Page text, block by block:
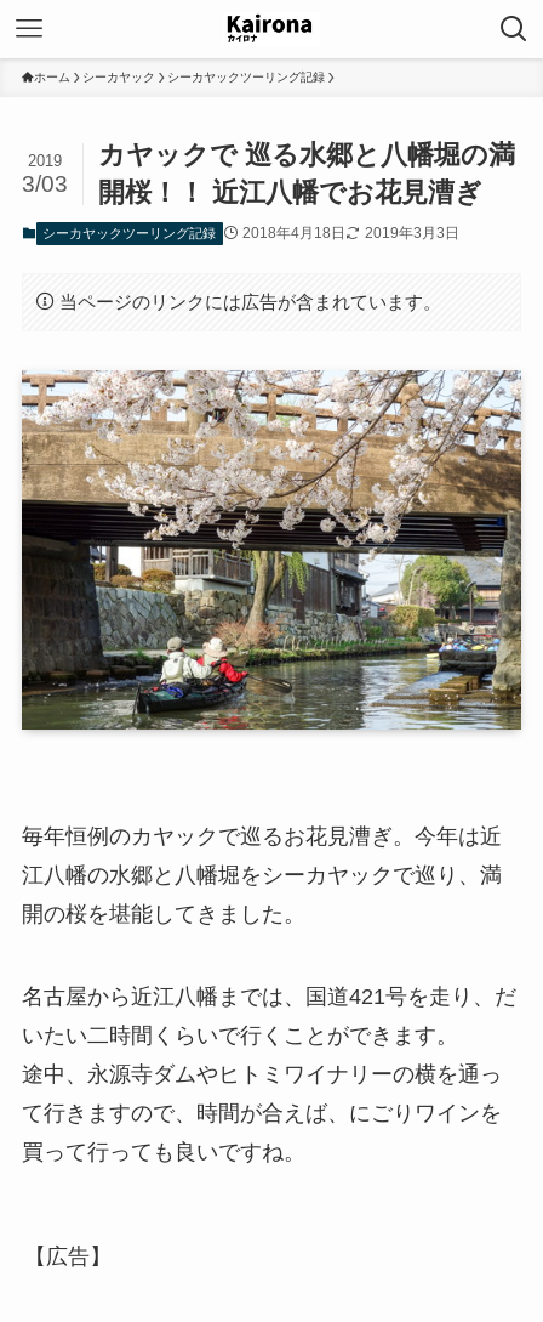
ホーム シーカヤック シーカヤックツーリング記録
カヤックで 巡る水郷と八幡堀の満
開桜！！ 近江八幡でお花見漕ぎ
2019
3/03
シーカヤックツーリング記録 2018年4月18日 2019年3月3日
当ページのリンクには広告が含まれています。
毎年恒例のカヤックで巡るお花見漕ぎ。今年は近
江八幡の水郷と八幡堀をシーカヤックで巡り、満
開の桜を堪能してきました。
名古屋から近江八幡までは、国道421号を走り、だ
いたい二時間くらいで行くことができます。
途中、永源寺ダムやヒトミワイナリーの横を通っ
て行きますので、時間が合えば、にごりワインを
買って行っても良いですね。
【広告】